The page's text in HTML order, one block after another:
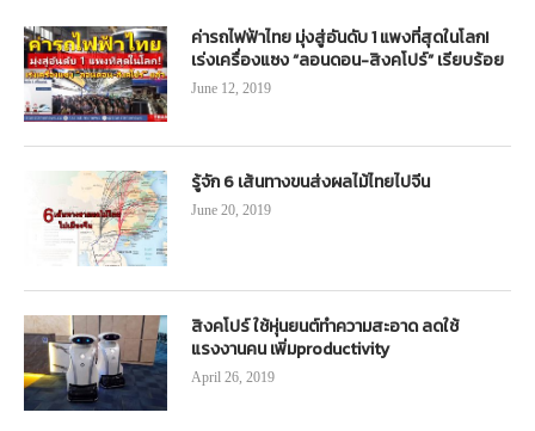
ค่ารถไฟฟ้าไทย มุ่งสู่อันดับ 1 แพงที่สุดในโลก!
เร่งเครื่องแซง “ลอนดอน-สิงคโปร์” เรียบร้อย
June 12, 2019
รู้จัก 6 เส้นทางขนส่งผลไม้ไทยไปจีน
June 20, 2019
สิงคโปร์ ใช้หุ่นยนต์ทำความสะอาด ลดใช้
แรงงานคน เพิ่มproductivity
April 26, 2019